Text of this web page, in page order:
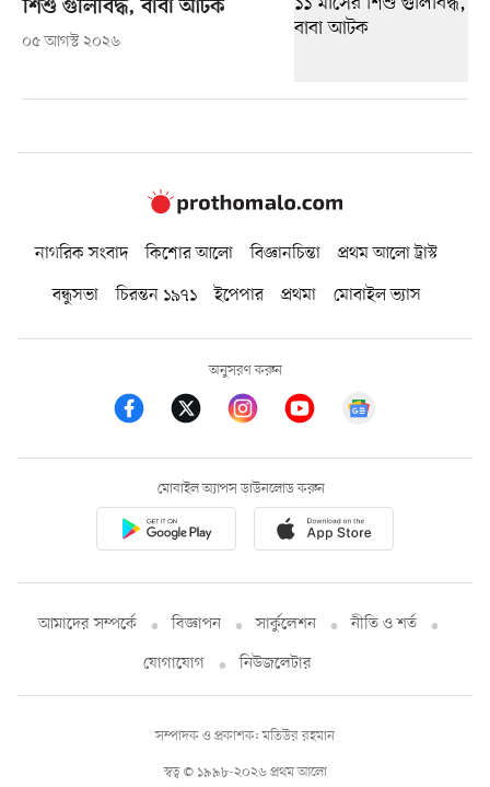
শিশু গুলিবিদ্ধ, বাবা আটক
০৫ আগস্ট ২০২৬
নাগরিক সংবাদ কিশোর আলো বিজ্ঞানচিন্তা
প্রথম আলো ট্রাস্ট
বন্ধুসভা
চিরন্তন ১৯৭১ ইপেপার প্রথমা মোবাইল ভ্যাস
অনুসরণ করুন
মোবাইল অ্যাপস ডাউনলোড করুন
আমাদের সম্পর্কে বিজ্ঞাপন সার্কুলেশন
নীতি ও শর্ত
যোগাযোগ
নিউজলেটার
স্বত্ব © ১৯৯৮-২০২৬ প্রথম আলো
সম্পাদক ও প্রকাশক: মতিউর রহমান